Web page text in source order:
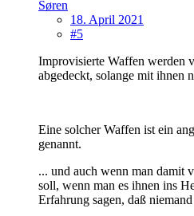
Søren
18. April 2021
#5
Improvisierte Waffen werden
abgedeckt, solange mit ihnen
Eine solcher Waffen ist ein
genannt.
... und auch wenn man damit
soll, wenn man es ihnen ins
Erfahrung sagen, daß